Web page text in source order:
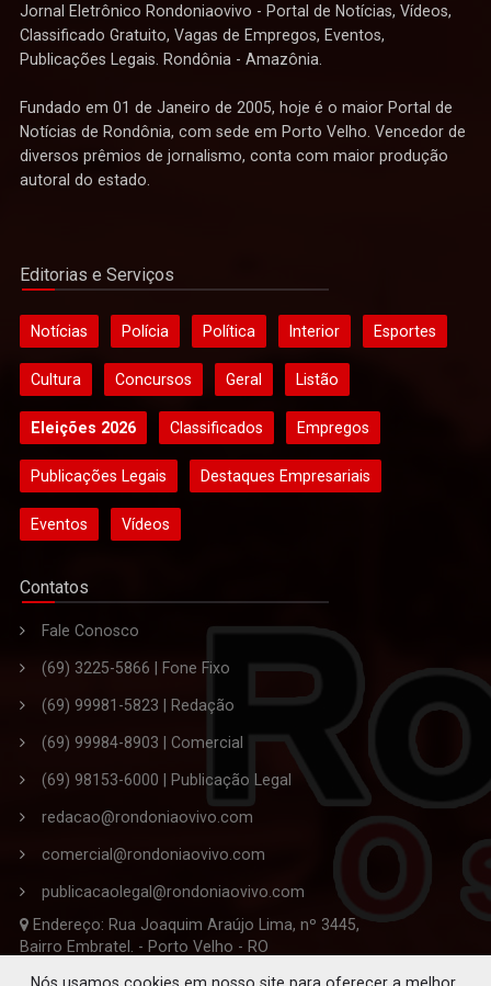
Jornal Eletrônico Rondoniaovivo - Portal de Notícias, Vídeos,
Classificado Gratuito, Vagas de Empregos, Eventos,
Publicações Legais. Rondônia - Amazônia.
Fundado em 01 de Janeiro de 2005, hoje é o maior Portal de
Notícias de Rondônia, com sede em Porto Velho. Vencedor de
diversos prêmios de jornalismo, conta com maior produção
autoral do estado.
Editorias e Serviços
Notícias Polícia Política Interior Esportes
Cultura Concursos Geral Listão
Eleições 2026 Classificados Empregos
Publicações Legais Destaques Empresariais
Eventos Vídeos
Contatos
Fale Conosco
(69) 3225-5866 | Fone Fixo
(69) 99981-5823 | Redação
(69) 99984-8903 | Comercial
(69) 98153-6000 | Publicação Legal
redacao@rondoniaovivo.com
comercial@rondoniaovivo.com
publicacaolegal@rondoniaovivo.com
Endereço: Rua Joaquim Araújo Lima, nº 3445,
Bairro Embratel. - Porto Velho - RO